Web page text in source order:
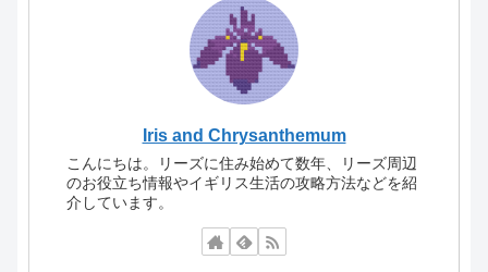
Iris and Chrysanthemum
こんにちは。リーズに住み始めて数年、リーズ周辺
のお役立ち情報やイギリス生活の攻略方法などを紹
介しています。